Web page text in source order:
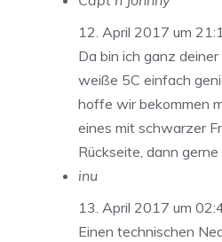
12. April 2017 um
Da bin ich ganz
weiße 5C einfach
hoffe wir bekommen
eines mit schwarzer
Rückseite, dann
inu
13. April 2017 um
Einen technischen